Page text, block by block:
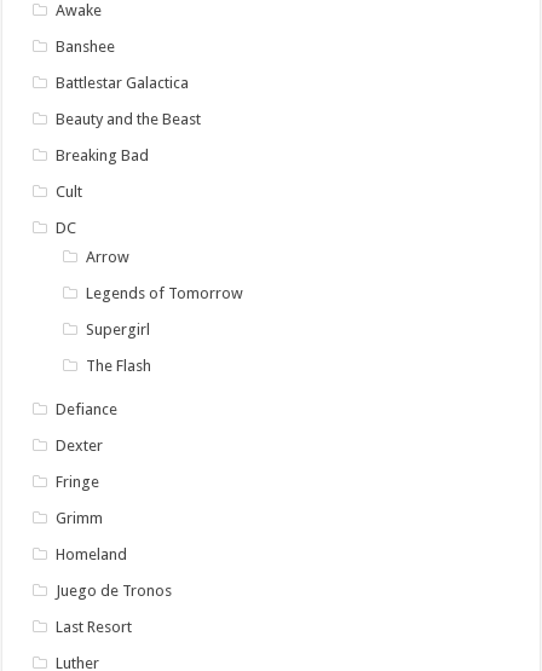
Awake
Banshee
Battlestar Galactica
Beauty and the Beast
Breaking Bad
Cult
DC
Arrow
Legends of Tomorrow
Supergirl
The Flash
Defiance
Dexter
Fringe
Grimm
Homeland
Juego de Tronos
Last Resort
Luther